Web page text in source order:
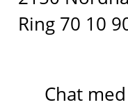
Ring 70 10
Chat